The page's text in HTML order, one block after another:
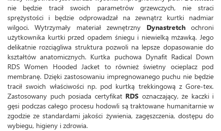
nie będzie tracił swoich parametrów grzewczych, nie straci
sprężystości i będzie odprowadzał na zewnątrz kurtki nadmiar
wilgoci. Wytrzymały materiał zewnętrzny Dynastretchochroni
użytkownika kurtki przed opadem śniegu i niewielką mżawką. Jego
delikatnie rozciągliwa struktura pozwoli na lepsze dopasowanie do
kształtów anatomicznych. Kurtka puchowa Dynafit Radical Down
RDS Women Hooded Jacket to również świetny ocieplacz pod
membranę. Dzięki zastosowaniu impregnowanego puchu nie będzie
tracił swoich właściwości np. pod kurtką trekkingową z Gore-tex.
Zastosowany puch posiada certyfikat RDS oznaczający, że kaczki i
gęsi podczas całego procesu hodowli są traktowane humanitarnie w
zgodzie ze standardami jakości żywienia, zagęszczenia, dostępu do
wybiegu, higieny i zdrowia.